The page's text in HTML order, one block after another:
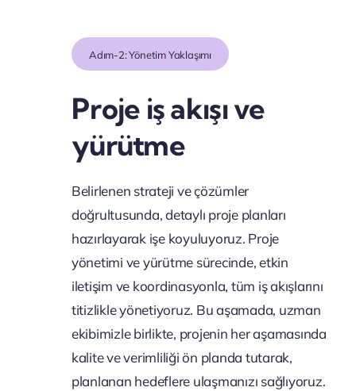
Adım-2: Yönetim Yaklaşımı
Proje iş akışı ve
yürütme
Belirlenen strateji ve çözümler
doğrultusunda, detaylı proje planları
hazırlayarak işe koyuluyoruz. Proje
yönetimi ve yürütme sürecinde, etkin
iletişim ve koordinasyonla, tüm iş akışlarını
titizlikle yönetiyoruz. Bu aşamada, uzman
ekibimizle birlikte, projenin her aşamasında
kalite ve verimliliği ön planda tutarak,
planlanan hedeflere ulaşmanızı sağlıyoruz.